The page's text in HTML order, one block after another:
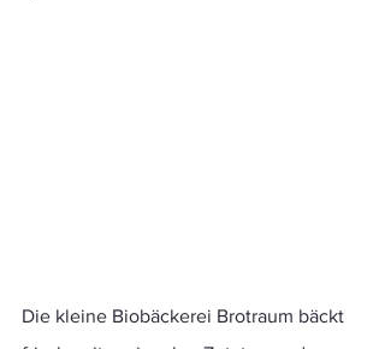
Die kleine Biobäckerei Brotraum bäckt